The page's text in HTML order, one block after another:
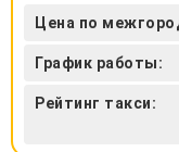
Цена по
График работы:
Рейтинг такси: